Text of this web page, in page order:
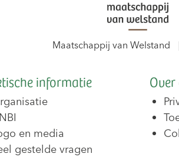
Maatschappij van Welstand
informatie
en media
gestelde vragen
Over